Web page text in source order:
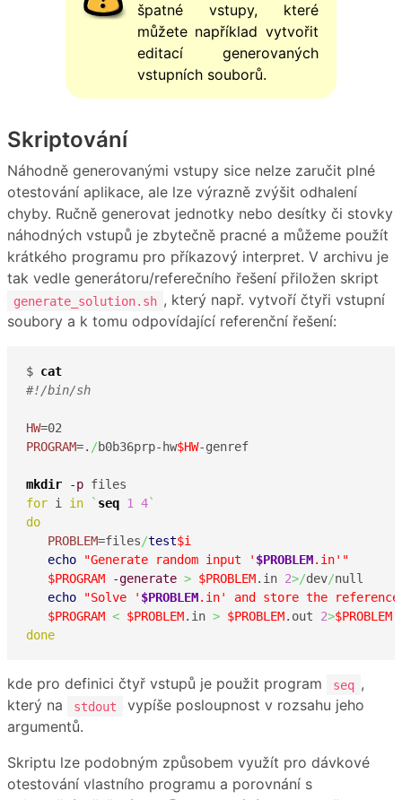
špatné vstupy, které
můžete například vytvořit
editací generovaných
vstupních souborů.
Skriptování
Náhodně generovanými vstupy sice nelze zaručit plné
otestování aplikace, ale lze výrazně zvýšit odhalení
chyby. Ručně generovat jednotky nebo desítky či stovky
náhodných vstupů je zbytečně pracné a můžeme použít
krátkého programu pro příkazový interpret. V archivu je
tak vedle generátoru/referečního řešení přiložen skript
generate_solution.sh , který např. vytvoří čtyři vstupní
soubory a k tomu odpovídající referenční řešení:
$ cat
#!/bin/sh
HW
PROGRAM=. /b0b36prp-hw$HW-genref
mkdir -p
for i in ` seq 1 4`
do
PROBLEM=files/test$i
echo
"Generate random input ' $PROBLEM.in'"
$PROGRAM
-generate > $PROBLEM.in 2>/dev/null
echo
"Solve ' $PROBLEM.in' and store the
$PROGRAM < $PROBLEM.in > $PROBLEM.out 2>$PROBLEM
done
kde pro definici čtyř vstupů je použit program seq ,
který na
stdout
vypíše posloupnost v rozsahu jeho
argumentů.
Skriptu lze podobným způsobem využít pro dávkové
otestování vlastního programu a porovnání s